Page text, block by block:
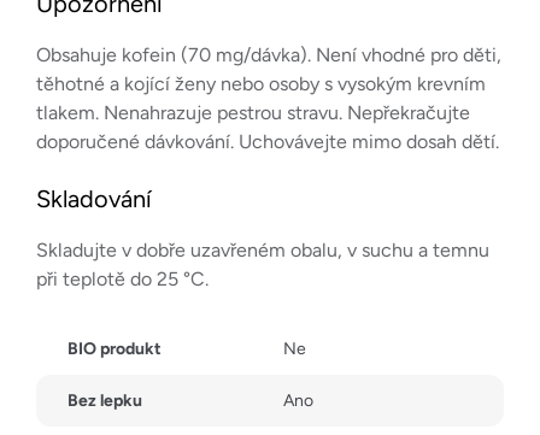
Obsahuje kofein (70 mg/dávka). Není vhodné pro děti,
těhotné a kojící ženy nebo osoby s vysokým krevním
tlakem. Nenahrazuje pestrou stravu. Nepřekračujte
doporučené dávkování. Uchovávejte mimo dosah dětí.
Skladování
Skladujte v dobře uzavřeném obalu, v suchu a temnu
při teplotě do 25 °C.
BIO produkt Ne
Bez lepku Ano